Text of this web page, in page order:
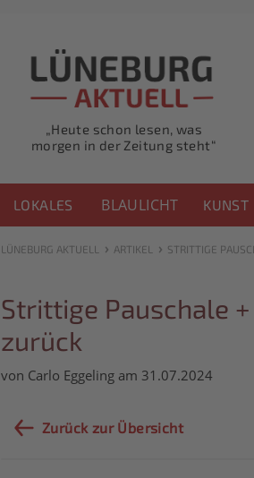
„Heute schon lesen, was
morgen in der Zeitung steht“
LOKALES BLAULICHT KUNST
LÜNEBURG AKTUELL › ARTIKEL › STRITTIGE
Strittige Pauschale
zurück
von Carlo Eggeling am 31.07.2024
Zurück zur Übersicht